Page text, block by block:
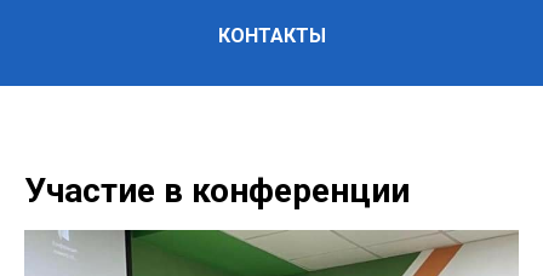
КОНТАКТЫ
Участие в конференции